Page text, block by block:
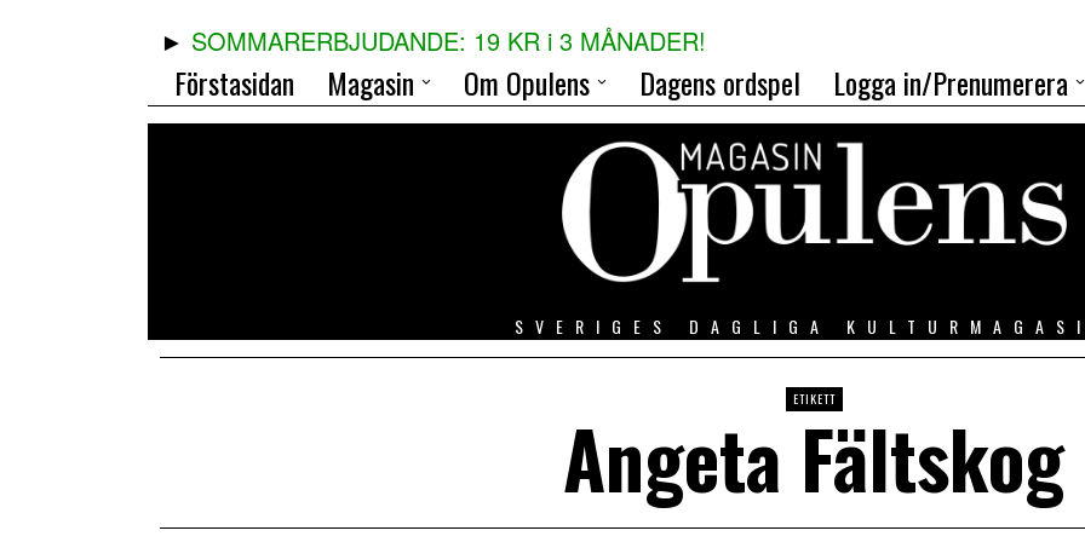
SOMMARERBJUDANDE: 19 KR i 3 MÅNADER!
Förstasidan Magasin Om Opulens Dagens ordspel Logga in/Prenumerera
SVERIGES DAGLIGA
ETIKETT
Angeta Fältskog